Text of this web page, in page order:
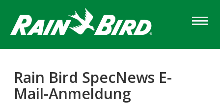
main
content
Rain Bird SpecNews E-
Mail-Anmeldung